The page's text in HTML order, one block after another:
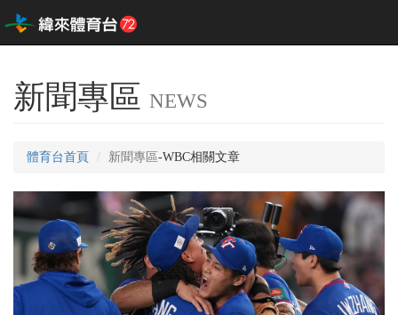
新聞專區 NEWS
體育台首頁 新聞專區-WBC相關文章